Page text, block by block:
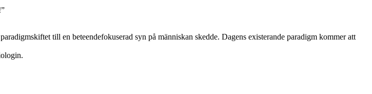
till en beteendefokuserad syn på människan skedde. Dagens existerande paradigm kommer att